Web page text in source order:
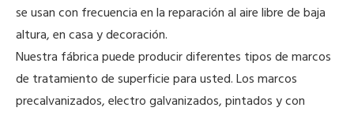
se usan con frecuencia en la reparación al aire libre de baja
altura, en casa y decoración.
Nuestra fábrica puede producir diferentes tipos de marcos
de tratamiento de superficie para usted. Los marcos
precalvanizados, electro galvanizados, pintados y con